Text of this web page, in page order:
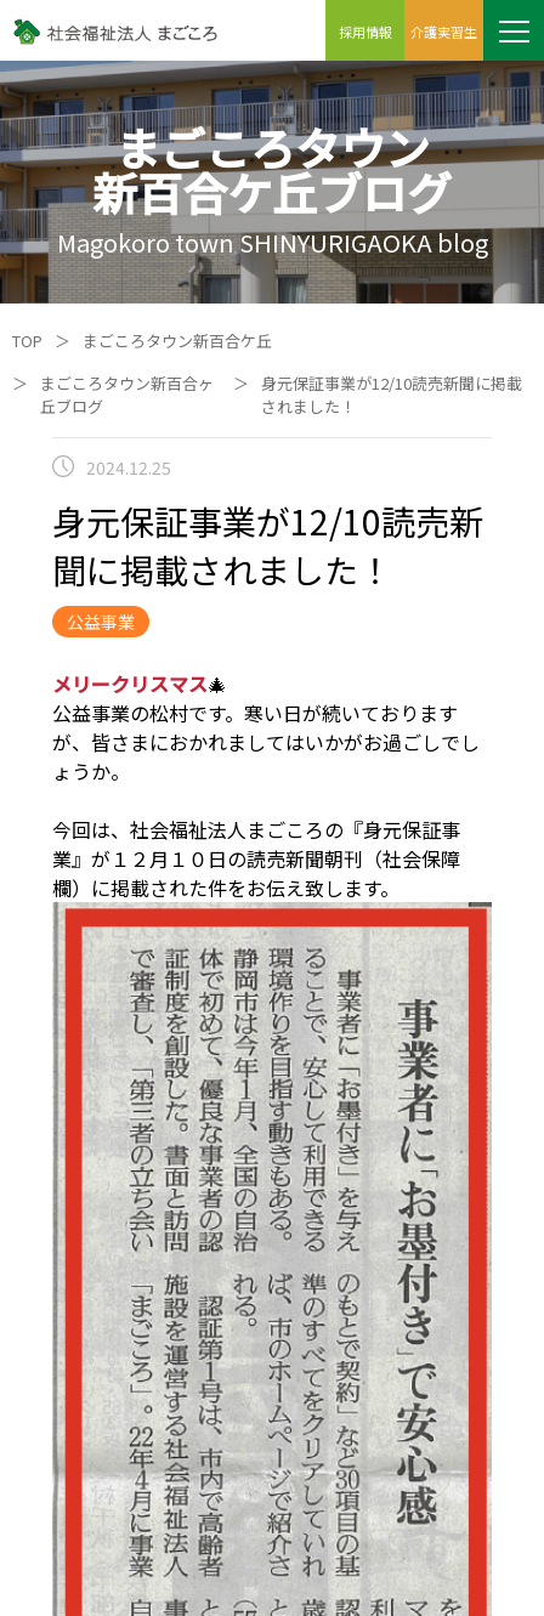
採用情報 介護実習生
まごころタウン
新百合ケ丘ブログ
Magokoro town SHINYURIGAOKA blog
TOP ＞
まごころタウン新百合ケ丘
＞
まごころタウン新百合ヶ
丘ブログ
＞ 身元保証事業が12/10読売新聞に掲載
されました！
2024.12.25
身元保証事業が12/10読売新
聞に掲載されました！
公益事業
メリークリスマス🎄
公益事業の松村です。寒い日が続いております
が、皆さまにおかれましてはいかがお過ごしでし
ょうか。
今回は、社会福祉法人まごころの『身元保証事
業』が１２月１０日の読売新聞朝刊（社会保障
欄）に掲載された件をお伝え致します。